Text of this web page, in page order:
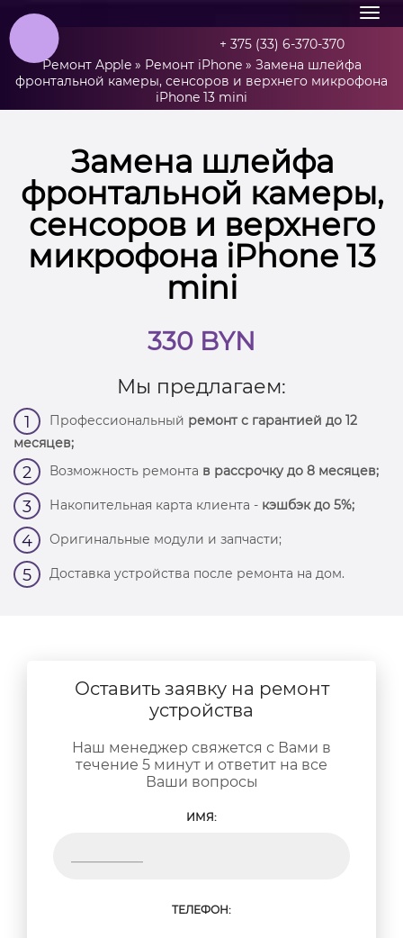
+ 375 (33) 6-370-370
Ремонт Apple» Ремонт iPhone» Замена шлейфа
фронтальной камеры, сенсоров и верхнего микрофона
iPhone 13 mini
Замена шлейфа
фронтальной камеры,
сенсоров и верхнего
микрофона iPhone 13
mini
330 BYN
Мы предлагаем:
1 Профессиональный ремонт с гарантией до 12
месяцев;
2 Возможность ремонта в рассрочку до 8 месяцев;
3 Накопительная карта клиента - кэшбэк до 5%;
4 Оригинальные модули и запчасти;
5 Доставка устройства после ремонта на дом.
Оставить заявку на ремонт
устройства
Наш менеджер свяжется с Вами в
течение 5 минут и ответит на все
Ваши вопросы
ИМЯ:
ТЕЛЕФОН: